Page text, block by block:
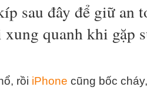
sau đây để giữ an
quanh khi gặp
rồi iPhone cũng bốc